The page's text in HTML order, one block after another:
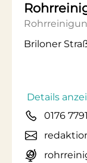
Briloner
Details
0176